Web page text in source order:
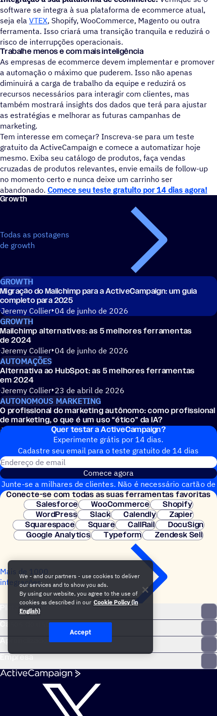
software se integra à sua plataforma de ecommerce atual,
seja ela VTEX, Shopify, WooCommerce, Magento ou outra
ferramenta. Isso criará uma transição tranquila e reduzirá o
risco de interrupções operacionais.
Trabalhe menos e com mais inteligência
As empresas de ecommerce devem implementar e promover
a automação o máximo que puderem. Isso não apenas
diminuirá a carga de trabalho da equipe e reduzirá os
recursos necessários para interagir com clientes, mas
também mostrará insights dos dados que terá para ajustar
as estratégias e melhorar as futuras campanhas de
marketing.
Tem interesse em começar? Inscreva-se para um teste
gratuito da ActiveCampaign e comece a automatizar hoje
mesmo. Exiba seu catálogo de produtos, faça vendas
cruzadas de produtos relevantes, envie emails de follow-up
no momento certo e nunca deixe um carrinho ser
abandonado. Comece seu teste gratuito por 14 dias agora!
Growth
Todas as postagens
de growth
GROWTH
Migração do Mailchimp para a ActiveCampaign: um guia
completo para 2025
Jeremy Collier 04 de junho de 2026
GROWTH
Mailchimp alternatives: as 5 melhores ferramentas
de 2024
Jeremy Collier 04 de junho de 2026
AUTOMAÇÕES
Alternativa ao HubSpot: as 5 melhores ferramentas
em 2024
Jeremy Collier 23 de abril de 2026
AUTONOMOUS MARKETING
O profissional do marketing autônomo: como profissional
de marketing, o que é um uso“ético” da IA?
Jessica Lawlor 09 de dezembro de 2025
Quer testar a ActiveCampaign?
Experimente grátis por 14 dias.
Cadastre seu email para o teste gratuito de 14 dias
Comece agora
Junte-se a milhares de clientes. Não é necessário cartão de
crédito. Configuração instantânea.
Conecte-se com todas as suas ferramentas favoritas
Salesforce
WooCommerce
Shopify
WordPress
Slack Calendly
Zapier
Squarespace
Square CallRail
DocuSign
Google Analytics
Typeform Zendesk Sell
Mais de 1000
integrações
Plataforma
Casos de uso
Empresa
We - and our partners - use cookies to deliver
our services and to show you ads.
By using our website, you agree to the use of
cookies as described in our Cookie Policy (in
English)
Accept